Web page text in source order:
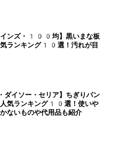
インズ・100均】黒いまな板
気ランキング10選！汚れが目
イソー・セリア】ちぎりパン
人気ランキング10選！使いや
ないものや代用品も紹介